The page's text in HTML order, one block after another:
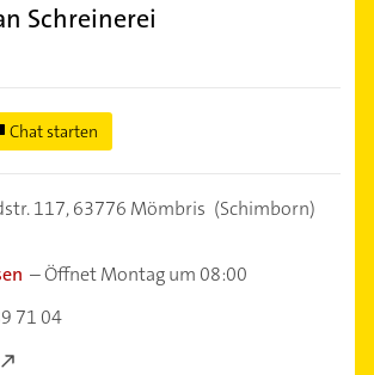
Schreinerei
Chat starten
117,63776 Mömbris (Schimborn)
–Öffnet Montag um 08:00
71 04